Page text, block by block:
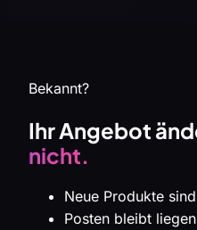
Bekannt?
Ihr Angebot
nicht.
Neue Produkte
Posten bleibt